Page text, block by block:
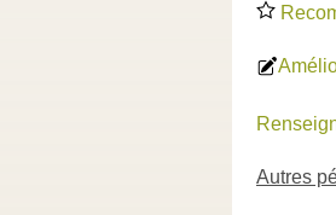
Autres